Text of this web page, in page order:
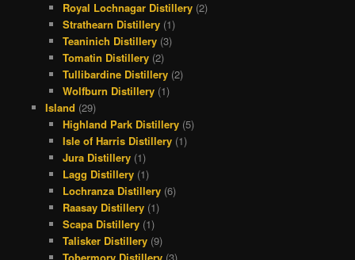
Royal Lochnagar Distillery (2)
Strathearn Distillery (1)
Teaninich Distillery (3)
Tomatin Distillery (2)
Tullibardine Distillery (2)
Wolfburn Distillery (1)
Island (29)
Highland Park Distillery (5)
Isle of Harris Distillery (1)
Jura Distillery (1)
Lagg Distillery (1)
Lochranza Distillery (6)
Raasay Distillery (1)
Scapa Distillery (1)
Talisker Distillery (9)